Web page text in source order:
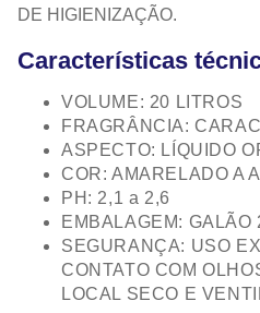
DE HIGIENIZAÇÃO.
Características
VOLUME: 20 LITROS
FRAGRÂNCIA:
ASPECTO: LÍQUIDO
COR: AMARELADO A
PH: 2,1 a 2,6
EMBALAGEM: GALÃO
SEGURANÇA: USO
CONTATO COM
LOCAL SECO E